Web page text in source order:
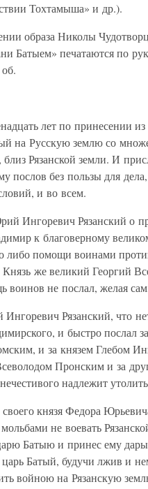
Тохтамыша» и др.).
образа Николы
Батыем» печатаются по
лет по принесении
на Русскую землю со
Рязанской земли. И
послов без пользы для
и во всем.
Ингоревич Рязанский о
к благоверному
либо помощи воинами
же великий Георгий
не послал, желая
Рязанский, что
и быстро послал
и за князем Глебом
Пронским и за
надлежит
князя Федора
не воевать
Батыю и принес ему
Батый, будучи лжив и
войною на Рязанскую